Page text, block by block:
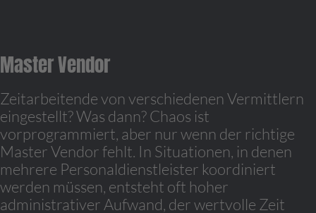
Master Vendor
Zeitarbeitende von verschiedenen Vermittlern
eingestellt? Was dann? Chaos ist
vorprogrammiert, aber nur wenn der richtige
Master Vendor fehlt. In Situationen, in denen
mehrere Personaldienstleister koordiniert
werden müssen, entsteht oft hoher
administrativer Aufwand, der wertvolle Zeit